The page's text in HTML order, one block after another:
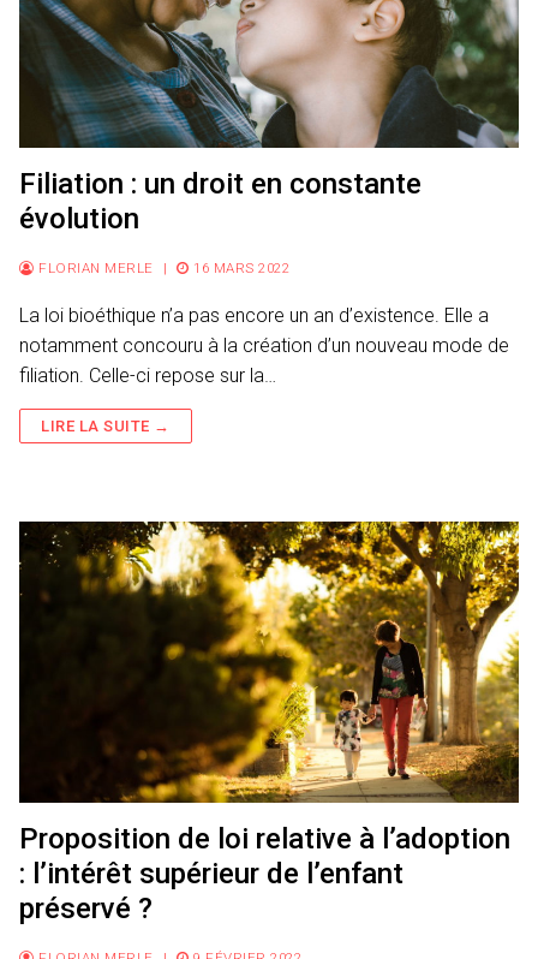
Filiation : un droit en constante
évolution
FLORIAN MERLE | 16 MARS 2022
La loi bioéthique n’a pas encore un an d’existence. Elle a
notamment concouru à la création d’un nouveau mode de
filiation. Celle-ci repose sur la…
LIRE LA SUITE →
Proposition de loi relative à l’adoption
: l’intérêt supérieur de l’enfant
préservé ?